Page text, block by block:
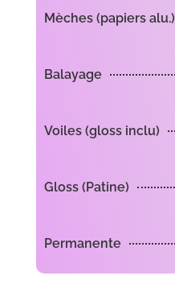
Mèches (papiers alu.)
Balayage
Voiles (gloss inclu)
Gloss (Patine)
Permanente